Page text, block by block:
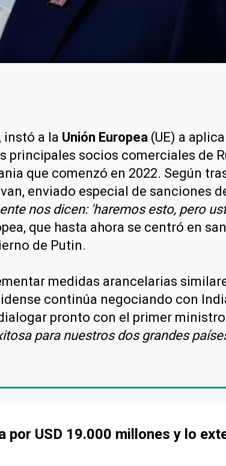
instó a la Unión Europea (UE) a
principales socios comerciales de
que comenzó en 2022. Según
enviado especial de sanciones
nos dicen: 'haremos esto, pero
que hasta ahora se centró en
de Putin.
medidas arancelarias
continúa negociando con
pronto con el primer
para nuestros dos grandes
por USD 19.000 millones y lo